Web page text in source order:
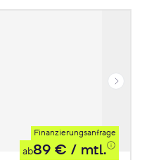
Finanzierungsanfrage
ab89 € / mtl.